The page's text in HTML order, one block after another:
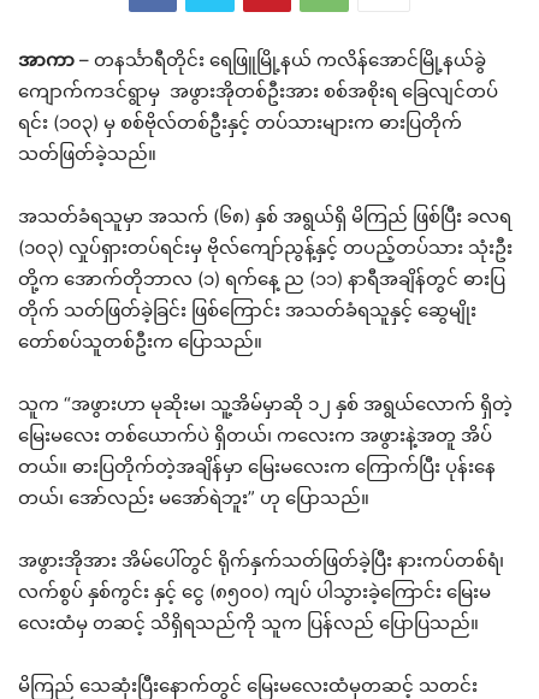
အာကာ – တနင်္သာရီတိုင်း ရေဖြူမြို့နယ် ကလိန်အောင်မြို့နယ်ခွဲ
ကျောက်ကဒင်ရွာမှ အဖွားအိုတစ်ဦးအား စစ်အစိုးရ ခြေလျင်တပ်
ရင်း (၁၀၃) မှ စစ်ဗိုလ်တစ်ဦးနှင့် တပ်သားများက ဓားပြတိုက်
သတ်ဖြတ်ခဲ့သည်။
အသတ်ခံရသူမှာ အသက် (၆၈) နှစ် အရွယ်ရှိ မိကြည် ဖြစ်ပြီး ခလရ
(၁၀၃) လှုပ်ရှားတပ်ရင်းမှ ဗိုလ်ကျော်ညွန့်နှင့် တပည့်တပ်သား သုံးဦး
တို့က အောက်တိုဘာလ (၁) ရက်နေ့ ည (၁၁) နာရီအချိန်တွင် ဓားပြ
တိုက် သတ်ဖြတ်ခဲ့ခြင်း ဖြစ်ကြောင်း အသတ်ခံရသူနှင့် ဆွေမျိုး
တော်စပ်သူတစ်ဦးက ပြောသည်။
သူက “အဖွားဟာ မုဆိုးမ၊ သူ့အိမ်မှာဆို ၁၂ နှစ် အရွယ်လောက် ရှိတဲ့
မြေးမလေး တစ်ယောက်ပဲ ရှိတယ်၊ ကလေးက အဖွားနဲ့အတူ အိပ်
တယ်။ ဓားပြတိုက်တဲ့အချိန်မှာ မြေးမလေးက ကြောက်ပြီး ပုန်းနေ
တယ်၊ အော်လည်း မအော်ရဲဘူး” ဟု ပြောသည်။
အဖွားအိုအား အိမ်ပေါ်တွင် ရိုက်နှက်သတ်ဖြတ်ခဲ့ပြီး နားကပ်တစ်ရံ၊
လက်စွပ် နှစ်ကွင်း နှင့် ငွေ (၈၅၀၀) ကျပ် ပါသွားခဲ့ကြောင်း မြေးမ
လေးထံမှ တဆင့် သိရှိရသည်ကို သူက ပြန်လည် ပြောပြသည်။
မိကြည် သေဆုံးပြီးနောက်တွင် မြေးမလေးထံမှတဆင့် သတင်း